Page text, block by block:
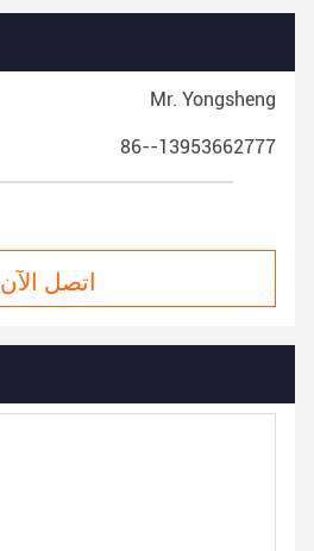
Mr. Yongsheng
86--13953662777
اتصل الآن